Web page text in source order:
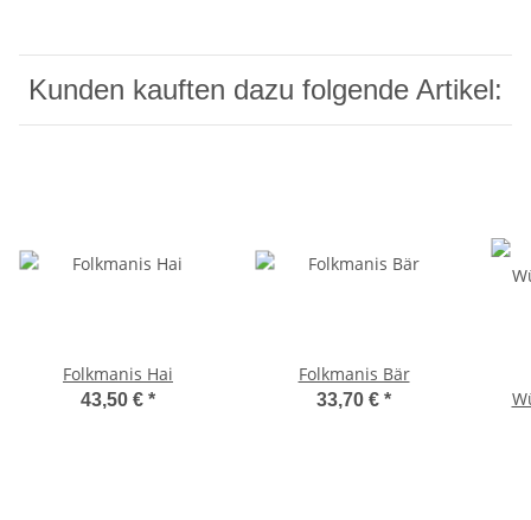
Kunden kauften dazu folgende Artikel:
Folkmanis Hai
43,50 € *
Folkmanis Bär
33,70 € *